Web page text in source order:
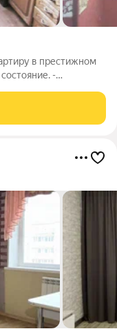
в престижном
-
ремонт КРЫШИ,